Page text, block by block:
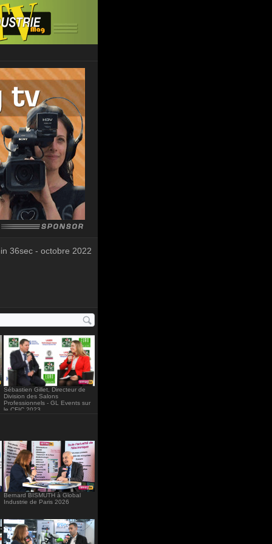
36sec - octobre 2022
Sébastien Gillet, Directeur de
Division des Salons
Professionnels - GL Events sur
le CFIC 2023
Bernard BISMUTH à Global
Industrie de Paris 2026